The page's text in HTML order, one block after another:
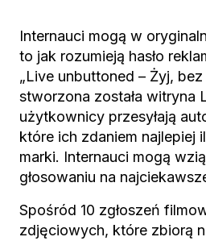
Internauci mogą w
to jak rozumieją hasło
„Live unbuttoned – Żyj,
stworzona została witryna
użytkownicy przesyłają
które ich zdaniem najlepiej
marki. Internauci mogą
głosowaniu na
Spośród 10 zgłoszeń
zdjęciowych, które zbiorą